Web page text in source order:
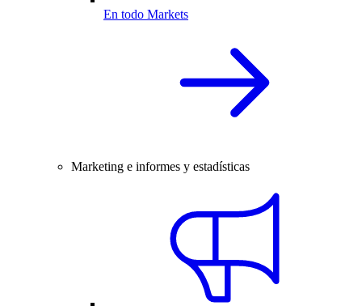
En todo Markets
Marketing e informes y estadísticas